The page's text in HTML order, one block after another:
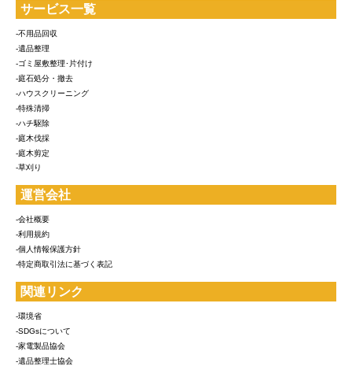
サービス一覧
-不用品回収
-遺品整理
-ゴミ屋敷整理･片付け
-庭石処分・撤去
-ハウスクリーニング
-特殊清掃
-ハチ駆除
-庭木伐採
-庭木剪定
-草刈り
運営会社
-会社概要
-利用規約
-個人情報保護方針
-特定商取引法に基づく表記
関連リンク
-環境省
-SDGsについて
-家電製品協会
-遺品整理士協会